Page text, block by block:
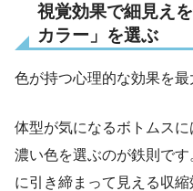
視覚効果で細見え
カラー」を選ぶ
色が持つ心理的な効果を最
体型が気になるボトムス
濃い色を選ぶのが鉄則で
に引き締まって見える収